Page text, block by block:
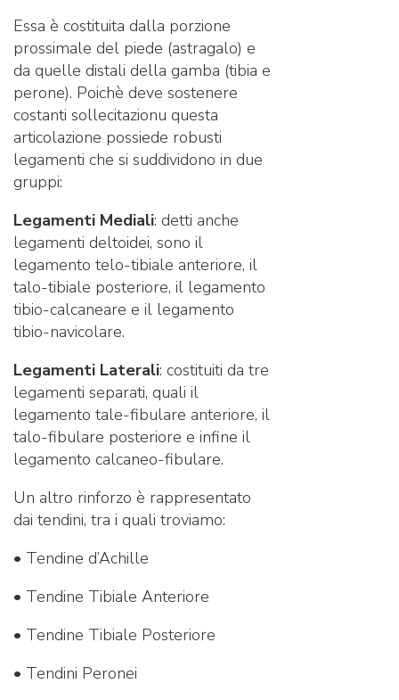
Essa è costituita dalla porzione
prossimale del piede (astragalo) e
da quelle distali della gamba (tibia e
perone). Poichè deve sostenere
costanti sollecitazionu questa
articolazione possiede robusti
legamenti che si suddividono in due
gruppi:
Legamenti Mediali: detti anche
legamenti deltoidei, sono il
legamento telo-tibiale anteriore, il
talo-tibiale posteriore, il legamento
tibio-calcaneare e il legamento
tibio-navicolare.
Legamenti Laterali: costituiti da tre
legamenti separati, quali il
legamento tale-fibulare anteriore, il
talo-fibulare posteriore e infine il
legamento calcaneo-fibulare.
Un altro rinforzo è rappresentato
dai tendini, tra i quali troviamo:
• Tendine d’Achille
• Tendine Tibiale Anteriore
• Tendine Tibiale Posteriore
• Tendini Peronei